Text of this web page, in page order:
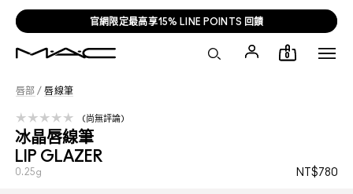
官網限定最高享15% LINE POINTS 回饋
0
唇部 / 唇線筆
冰晶唇線筆
LIP GLAZER
NT$780
0.25g
尚無評論